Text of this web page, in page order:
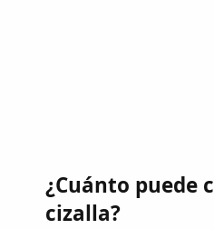
¿Cuánto puede
cizalla?